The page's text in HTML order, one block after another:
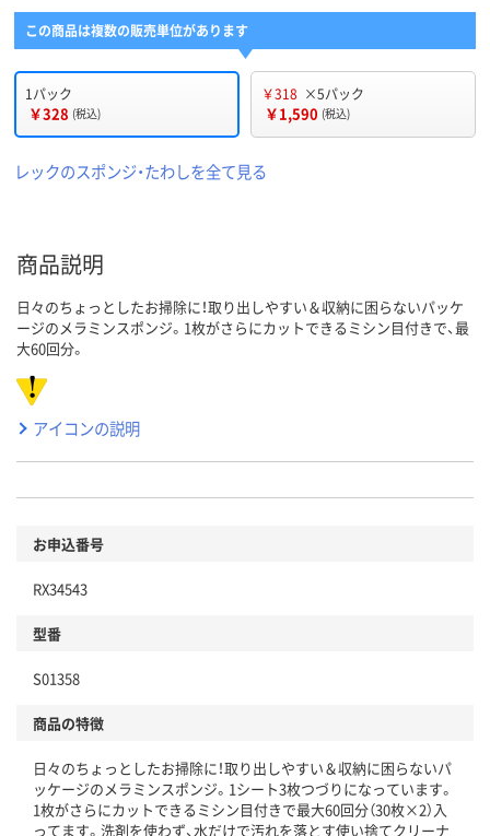
この商品は複数の販売単位があります
1パック
￥328 (税込)
￥318 ×5パック
￥1,590 (税込)
レックのスポンジ・たわしを全て見る
商品説明
日々のちょっとしたお掃除に！取り出しやすい＆収納に困らないパッケ
ージのメラミンスポンジ。1枚がさらにカットできるミシン目付きで、最
大60回分。
アイコンの説明
お申込番号
RX34543
型番
S01358
商品の特徴
日々のちょっとしたお掃除に！取り出しやすい＆収納に困らないパ
ッケージのメラミンスポンジ。1シート3枚つづりになっています。
1枚がさらにカットできるミシン目付きで最大60回分（30枚×2）入
ってます。洗剤を使わず、水だけで汚れを落とす使い捨てクリーナ